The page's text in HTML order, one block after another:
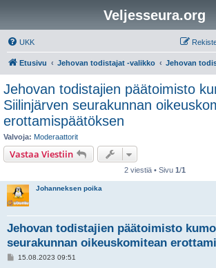
Veljesseura.org
UKK
Etusivu Jehovan todistajat -valikko Jehovan
Jehovan todistajien päätoimisto
Siilinjärven seurakunnan
erottamispäätöksen
Valvoja: Moderaattorit
Vastaa Viestiin
2 viestiä • Sivu 1/1
Johanneksen poika
Jehovan todistajien päätoimisto
seurakunnan oikeuskomitean
V15.08.2023 09:51